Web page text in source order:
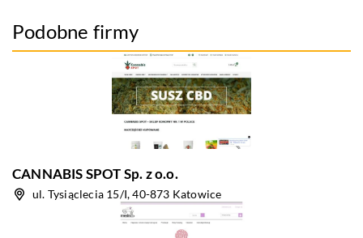
Podobne firmy
CANNABIS SPOT Sp. z o.o.
ul. Tysiąclecia 15/I, 40-873 Katowice